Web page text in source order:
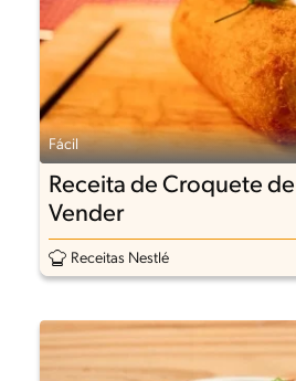
Fácil
Receita de Croquete de
Vender
Receitas Nestlé